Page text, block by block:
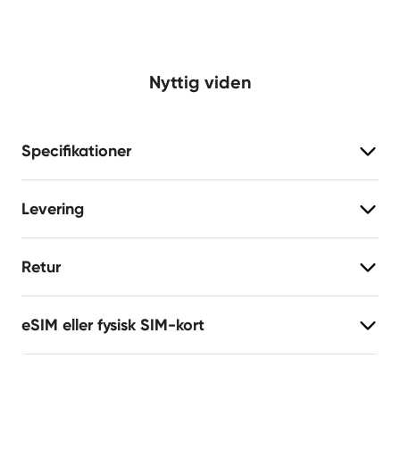
Nyttig viden
Specifikationer
Levering
Retur
eSIM eller fysisk SIM-kort